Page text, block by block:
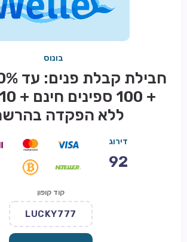
בונוס
ללא הפקדה
דירוג
92
קוד קופון
LUCKY777